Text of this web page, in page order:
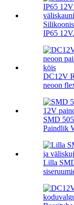
IP65
DC12V
neoon
SMD
Paindlik
Lilla